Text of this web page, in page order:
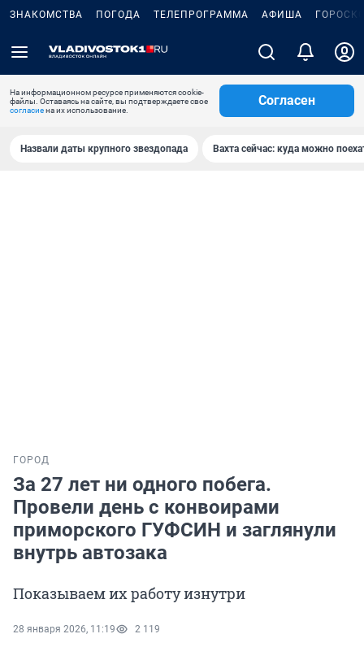
ЗНАКОМСТВА ПОГОДА ТЕЛЕПРОГРАММА АФИША
На информационном ресурсе применяются cookie-
файлы. Оставаясь на сайте, вы подтверждаете свое
согласиена их использование.
Согласен
Назвали даты крупного звездопада Вахта сейчас: куда можно
ГОРОД
За 27 лет ни одного побега.
Провели день с конвоирами
приморского ГУФСИН и заглянули
внутрь автозака
Показываем их работу изнутри
28 января 2026, 11:19 2 119